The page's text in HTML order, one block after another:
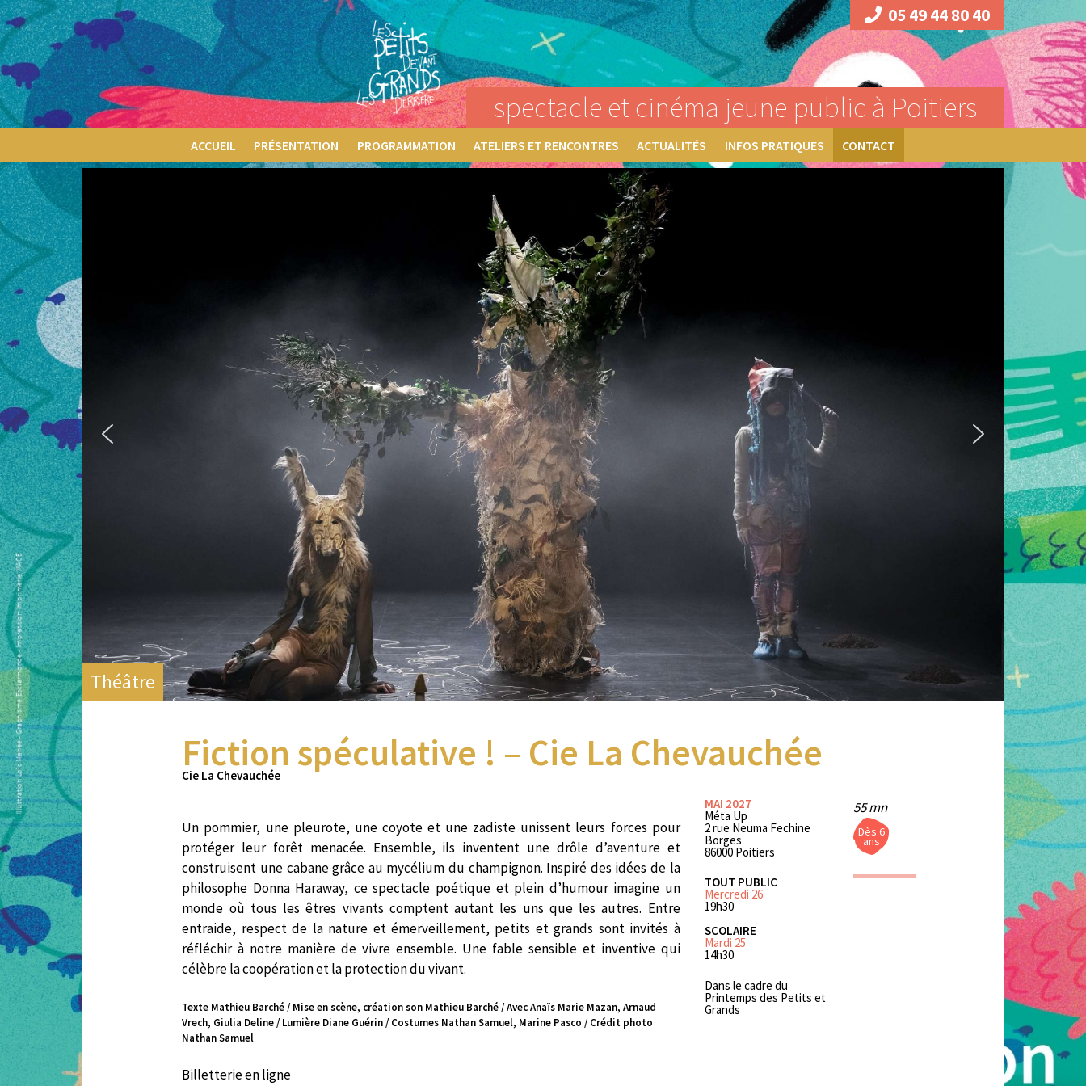
05 49 44 80 40
spectacle et cinéma jeune public à Poitiers
ACCUEIL PRÉSENTATION PROGRAMMATION ATELIERS ET RENCONTRES ACTUALITÉS INFOS PRATIQUES CONTACT
Théâtre
Fiction spéculative ! – Cie La Chevauchée
Cie La Chevauchée
Un pommier, une pleurote, une coyote et une zadiste unissent leurs forces pour
protéger leur forêt menacée. Ensemble, ils inventent une drôle d’aventure et
construisent une cabane grâce au mycélium du champignon. Inspiré des idées de la
philosophe Donna Haraway, ce spectacle poétique et plein d’humour imagine un
monde où tous les êtres vivants comptent autant les uns que les autres. Entre
entraide, respect de la nature et émerveillement, petits et grands sont invités à
réfléchir à notre manière de vivre ensemble. Une fable sensible et inventive qui
célèbre la coopération et la protection du vivant.
Texte Mathieu Barché / Mise en scène, création son Mathieu Barché / Avec Anaïs Marie Mazan, Arnaud
Vrech, Giulia Deline / Lumière Diane Guérin / Costumes Nathan Samuel, Marine Pasco / Crédit photo
Nathan Samuel
Billetterie en ligne
MAI 2027
Méta Up
2 rue Neuma Fechine
Borges
86000 Poitiers
TOUT PUBLIC
Mercredi 26
19h30
SCOLAIRE
Mardi 25
14h30
Dans le cadre du
Printemps des Petits et
Grands
55 mn
Dès 6
ans